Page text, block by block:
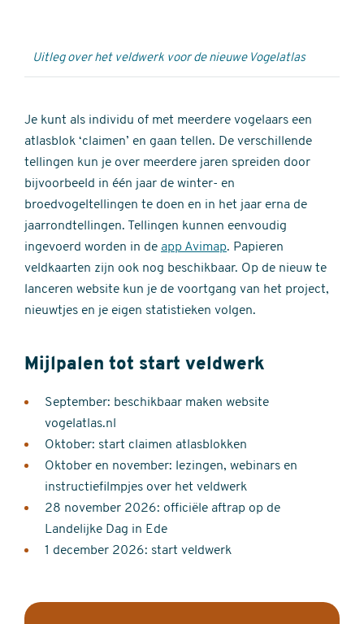
Uitleg over het veldwerk voor de nieuwe Vogelatlas
Je kunt als individu of met meerdere vogelaars een
atlasblok ‘claimen’ en gaan tellen. De verschillende
tellingen kun je over meerdere jaren spreiden door
bijvoorbeeld in één jaar de winter- en
broedvogeltellingen te doen en in het jaar erna de
jaarrondtellingen. Tellingen kunnen eenvoudig
ingevoerd worden in de app Avimap. Papieren
veldkaarten zijn ook nog beschikbaar. Op de nieuw te
lanceren website kun je de voortgang van het project,
nieuwtjes en je eigen statistieken volgen.
Mijlpalen tot start veldwerk
September: beschikbaar maken website
vogelatlas.nl
Oktober: start claimen atlasblokken
Oktober en november: lezingen, webinars en
instructiefilmpjes over het veldwerk
28 november 2026: officiële aftrap op de
Landelijke Dag in Ede
1 december 2026: start veldwerk